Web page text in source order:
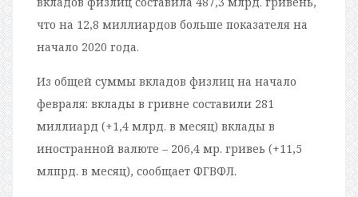
что на 12,8 миллиардов больше показателя на
начало 2020 года.
Из общей суммы вкладов физлиц на начало
февраля: вклады в гривне составили 281
миллиард (+1,4 млрд. в месяц) вклады в
иностранной валюте – 206,4 мр. гривеь (+11,5
млпрд. в месяц), сообщает ФГВФЛ.